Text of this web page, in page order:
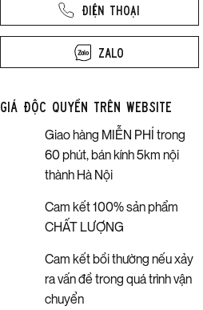
Điện thoại
Zalo
Giá độc quyền trên website
Giao hàng MIỄN PHÍ trong
60 phút, bán kính 5km nội
thành Hà Nội
Cam kết 100% sản phẩm
CHẤT LƯỢNG
Cam kết bồi thường nếu xảy
ra vấn đề trong quá trình vận
chuyển